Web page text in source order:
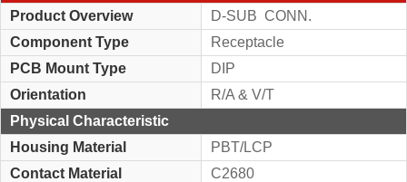
Product Overview
D-SUB CONN.
Component Type
Receptacle
PCB Mount Type
DIP
Orientation
R/A & V/T
Physical Characteristic
Housing Material
PBT/LCP
Contact Material
C2680